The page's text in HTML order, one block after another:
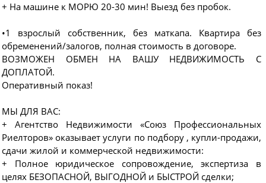
+ На машине к МОРЮ 20-30 мин! Выезд без пробок.
•1 взрослый собственник, без маткапа. Квартира без
обременений/залогов, полная стоимость в договоре.
ВОЗМОЖЕН ОБМЕН НА ВАШУ НЕДВИЖИМОСТЬ С
ДОПЛАТОЙ.
Оперативный показ!
МЫ ДЛЯ ВАС:
+ Агентство Недвижимости «Союз Профессиональных
Риелторов» оказывает услуги по подбору , купли-продажи,
сдачи жилой и коммерческой недвижимости:
+ Полное юридическое сопровождение, экспертиза в
целях БЕЗОПАСНОЙ, ВЫГОДНОЙ и БЫСТРОЙ сделки;